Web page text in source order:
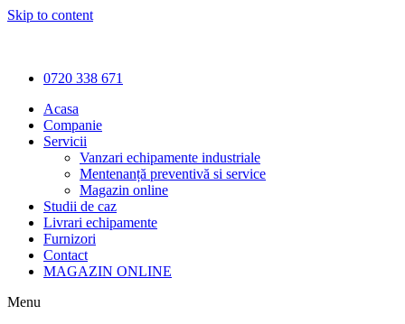
Skip to content
0720 338 671
Acasa
Companie
Servicii
Vanzari echipamente industriale
Mentenanță preventivă si service
Magazin online
Studii de caz
Livrari echipamente
Furnizori
Contact
MAGAZIN ONLINE
Menu